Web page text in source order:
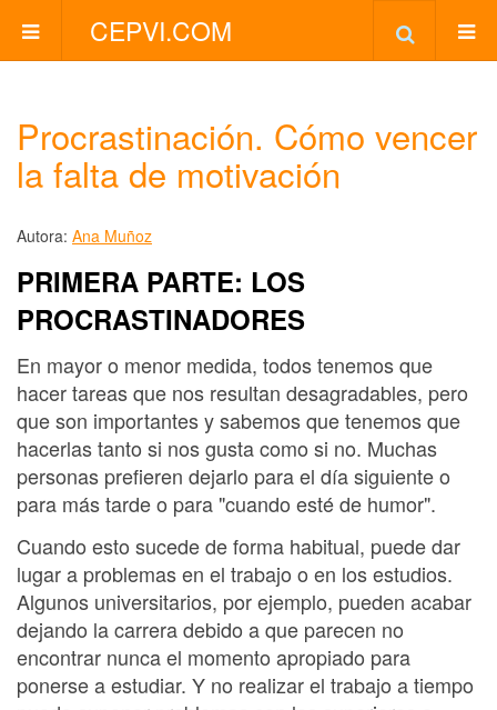
CEPVI.COM
Procrastinación. Cómo vencer
la falta de motivación
Autora: Ana Muñoz
PRIMERA PARTE: LOS
PROCRASTINADORES
En mayor o menor medida, todos tenemos que
hacer tareas que nos resultan desagradables, pero
que son importantes y sabemos que tenemos que
hacerlas tanto si nos gusta como si no. Muchas
personas prefieren dejarlo para el día siguiente o
para más tarde o para "cuando esté de humor".
Cuando esto sucede de forma habitual, puede dar
lugar a problemas en el trabajo o en los estudios.
Algunos universitarios, por ejemplo, pueden acabar
dejando la carrera debido a que parecen no
encontrar nunca el momento apropiado para
ponerse a estudiar. Y no realizar el trabajo a tiempo